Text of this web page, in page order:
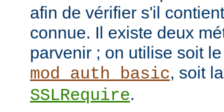
afin de vérifier s'il
connue. Il existe deux
parvenir ; on utilise soit
mod_auth_basic, soit
SSLRequire.